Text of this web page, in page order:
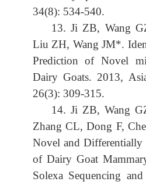
34(8): 534-540.
13. Ji ZB, Wang
Liu ZH, Wang JM*.
Prediction of Novel
Dairy Goats. 2013,
26(3): 309-315.
14. Ji ZB, Wang
Zhang CL, Dong F,
Novel and Differentially
of Dairy Goat
Solexa Sequencing